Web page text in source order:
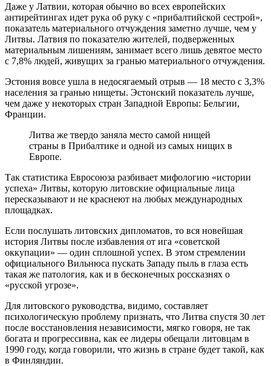
Даже у Латвии, которая обычно во всех европейских
антирейтингах идет рука об руку с «прибалтийской сестрой»,
показатель материального отчуждения заметно лучше, чем у
Литвы. Латвия по показателю жителей, подверженных
материальным лишениям, занимает всего лишь девятое место
с 7,8% людей, живущих за гранью материального отчуждения.
Эстония вовсе ушла в недосягаемый отрыв — 18 место с 3,3%
населения за гранью нищеты. Эстонский показатель лучше,
чем даже у некоторых стран Западной Европы: Бельгии,
Франции.
Литва же твердо заняла место самой нищей
страны в Прибалтике и одной из самых нищих в
Европе.
Так статистика Евросоюза разбивает мифологию «истории
успеха» Литвы, которую литовские официальные лица
пересказывают и не краснеют на любых международных
площадках.
Если послушать литовских дипломатов, то вся новейшая
история Литвы после избавления от ига «советской
оккупации» — один сплошной успех. В этом стремлении
официального Вильнюса пускать Западу пыль в глаза есть
такая же патология, как и в бесконечных россказнях о
«русской угрозе».
Для литовского руководства, видимо, составляет
психологическую проблему признать, что Литва спустя 30 лет
после восстановления независимости, мягко говоря, не так
богата и прогрессивна, как ее лидеры обещали литовцам в
1990 году, когда говорили, что жизнь в стране будет такой, как
в Финляндии.